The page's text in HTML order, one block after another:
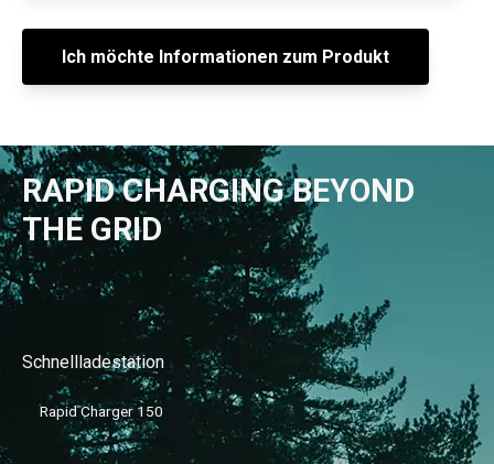
Ich möchte Informationen zum Produkt
RAPID CHARGING BEYOND
THE GRID
Schnellladestation
Rapid Charger 150